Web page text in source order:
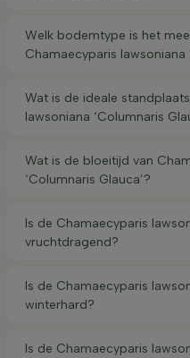
Welk bodemtype is het
Chamaecyparis lawsoniana
Wat is de ideale
lawsoniana ‘Columnaris
Wat is de bloeitijd van
‘Columnaris Glauca’?
Is de Chamaecyparis
vruchtdragend?
Is de Chamaecyparis
winterhard?
Is de Chamaecyparis